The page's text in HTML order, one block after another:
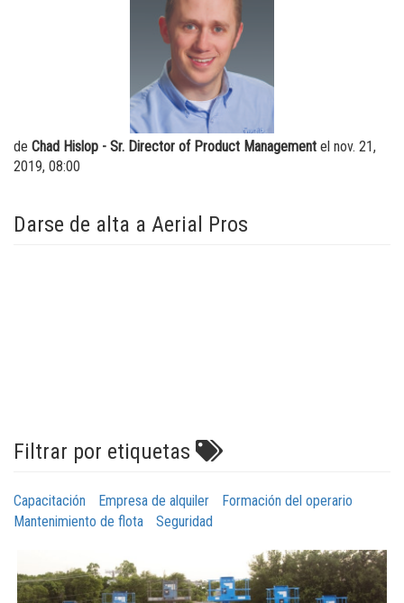
Garantía y Registro de producto
BIM - Building Information Management
Genie Lift Connect Telematics
Relaciones con inversores Terex
de Chad Hislop - Sr. Director of Product Managementel nov. 21,
2019, 08:00
Darse de alta a Aerial Pros
Filtrar por etiquetas
Capacitación Empresa de alquiler
Formación del operario
Mantenimiento de flota
Seguridad